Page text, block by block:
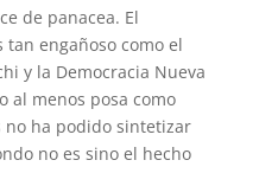
de panacea. El
tan engañoso como el
y la Democracia Nueva
al menos posa como
no ha podido sintetizar
no es sino el hecho